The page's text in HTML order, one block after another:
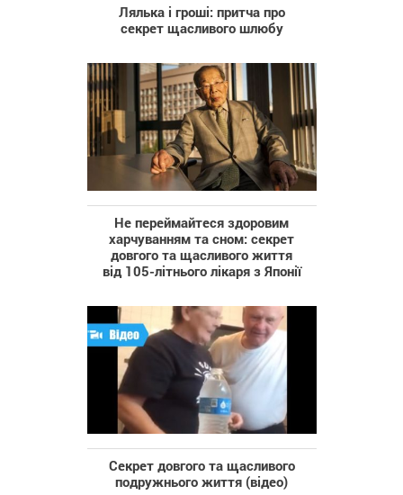
Лялька і гроші: притча про
секрет щасливого шлюбу
Не переймайтеся здоровим
харчуванням та сном: секрет
довгого та щасливого життя
від 105-літнього лікаря з Японії
Секрет довгого та щасливого
подружнього життя (відео)